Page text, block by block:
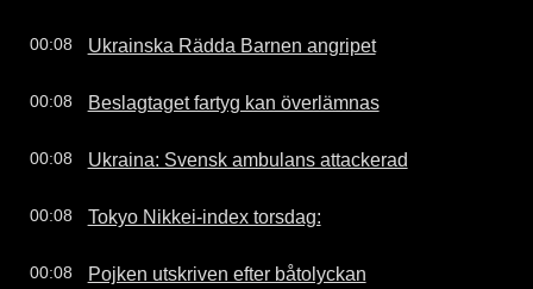
00:08 Ukrainska Rädda Barnen angripet
00:08 Beslagtaget fartyg kan överlämnas
00:08 Ukraina: Svensk ambulans attackerad
00:08 Tokyo Nikkei-index torsdag:
00:08 Pojken utskriven efter båtolyckan